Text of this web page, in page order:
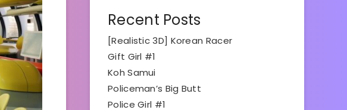
Recent Posts
[Realistic 3D] Korean Racer
Gift Girl #1
Koh Samui
Policeman’s Big Butt
Police Girl #1